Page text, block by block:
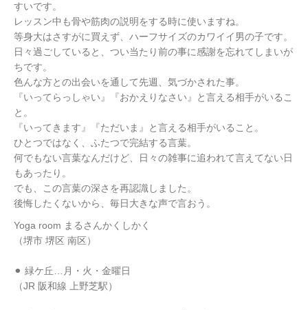
すいです。
レッスン中も骨や筋肉の説明をする時に使いますね。
等身大はさすがに買えず、ハーフサイズのカワイイ男の子です。
日々過ごしていると、つい当たり前の事に感謝を忘れてしまいが
ちです。
色んな方との出会いを通して先週、気づかされた事。
『いってらっしゃい』『おかえりなさい』と言える相手がいるこ
と。
『いってきます』『ただいま』と言える相手がいること。
ひとつではなく、ふたつで完結する言葉。
何でもない言葉なんだけど、日々の雑事に追われて言えてない日
もあったり。
でも、この言葉の深さを再認識しました。
後悔したくないから、毎日大きな声で言おう。
Yoga room まるさんかくしかく
（堺市 堺区 南区）
⚫︎ 緑ケ丘…月・火・金曜日
（JR 阪和線 上野芝駅）